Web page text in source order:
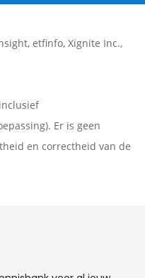
, etfinfo, Xignite Inc.,
Er is geen
en correctheid van de